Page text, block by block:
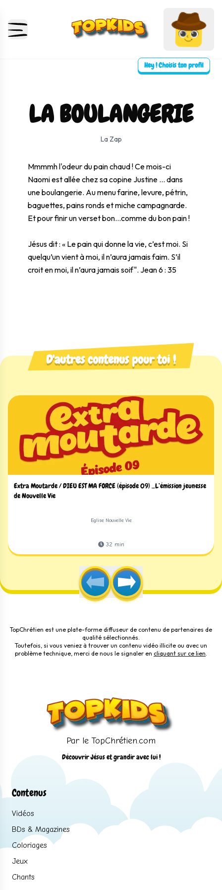
Hey ! Choisis ton profil
LA BOULANGERIE
La Zap
0:00
Mmmmh l'odeur du pain chaud ! Ce mois-ci
Naomi est allée chez sa copine Justine ... dans
une boulangerie. Au menu farine, levure, pétrin,
baguettes, pains ronds et miche campagnarde.
Et pour finir un verset bon...comme du bon pain !
Jésus dit : « Le pain qui donne la vie, c’est moi. Si
quelqu’un vient à moi, il n’aura jamais faim. S’il
croit en moi, il n’aura jamais soif". Jean 6 : 35
D'autres contenus pour toi !
Extra Moutarde / DIEU EST MA FORCE (épisode 09) _L’émission jeunesse
de Nouvelle Vie
Eglise Nouvelle Vie
32 min
TopChrétien est une plate-forme diffuseur de contenu de partenaires de
qualité sélectionnés.
Toutefois, si vous veniez à trouver un contenu vidéo illicite ou avec un
problème technique, merci de nous le signaler en cliquant sur ce lien.
Par le TopChrétien.com
Découvrir Jésus et grandir avec lui !
Contenus
Vidéos
BDs & Magazines
Coloriages
Jeux
Chants